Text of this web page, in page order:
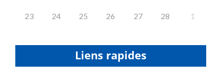
23 24 25 26 27 28 1
Liens rapides